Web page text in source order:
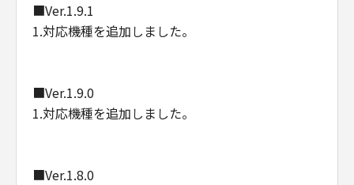
■Ver.1.9.1
1.対応機種を追加しました。
■Ver.1.9.0
1.対応機種を追加しました。
■Ver.1.8.0